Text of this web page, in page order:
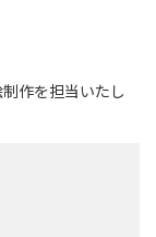
作を担当いたし